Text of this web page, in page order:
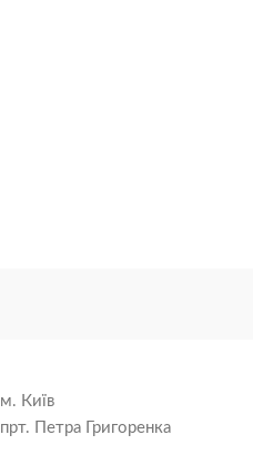
м. Київ
прт. Петра Григоренка